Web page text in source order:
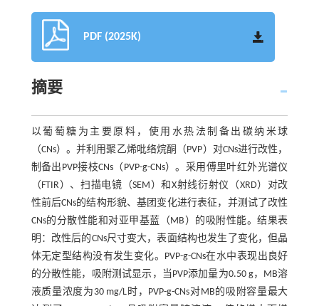
PDF (2025K)
摘要
以葡萄糖为主要原料，使用水热法制备出碳纳米球
（CNs）。并利用聚乙烯吡络烷酮（PVP）对CNs进行改性，
制备出PVP接枝CNs（PVP-g-CNs）。采用傅里叶红外光谱仪
（FTIR）、扫描电镜（SEM）和X射线衍射仪（XRD）对改
性前后CNs的结构形貌、基团变化进行表征，并测试了改性
CNs的分散性能和对亚甲基蓝（MB）的吸附性能。结果表
明：改性后的CNs尺寸变大，表面结构也发生了变化，但晶
体无定型结构没有发生变化。PVP-g-CNs在水中表现出良好
的分散性能，吸附测试显示，当PVP添加量为0.50 g，MB溶
液质量浓度为30 mg/L时，PVP-g-CNs对MB的吸附容量最大